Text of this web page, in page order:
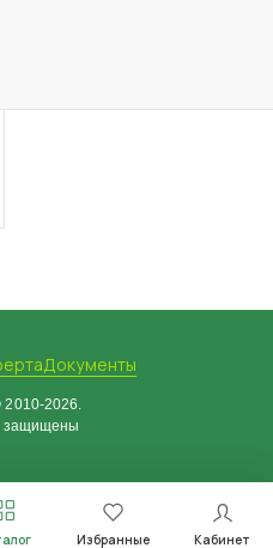
Избранные Кабинет
Документы
2010-2026.
защищены